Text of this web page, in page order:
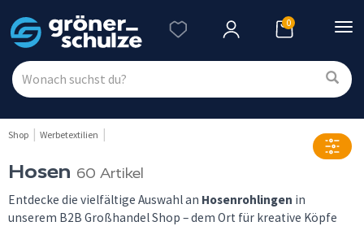
0
Shop Werbetextilien
Hosen 60 Artikel
Entdecke die vielfältige Auswahl an Hosenrohlingen in
unserem B2B Großhandel Shop – dem Ort für kreative Köpfe